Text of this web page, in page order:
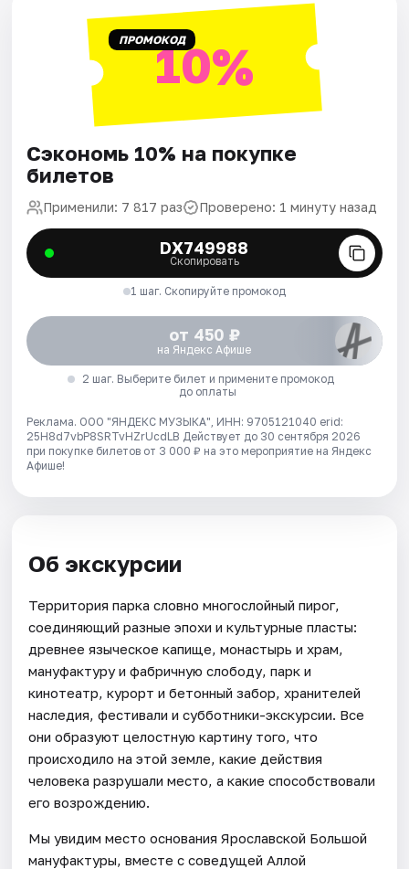
ПРОМОКОД10%
Сэкономь 10% на покупке
билетов
Применили: 7 817 раз Проверено: 1 минуту назад
DX749988
Скопировать
1 шаг. Скопируйте промокод
от 450 ₽
на Яндекс Афише
2 шаг. Выберите билет и примените промокод
до оплаты
Реклама. ООО "ЯНДЕКС МУЗЫКА", ИНН: 9705121040 erid:
25H8d7vbP8SRTvHZrUcdLB Действует до 30 сентября 2026
при покупке билетов от 3 000 ₽ на это мероприятие на Яндекс
Афише!
Об экскурсии
Территория парка словно многослойный пирог,
соединяющий разные эпохи и культурные пласты:
древнее языческое капище, монастырь и храм,
мануфактуру и фабричную слободу, парк и
кинотеатр, курорт и бетонный забор, хранителей
наследия, фестивали и субботники-экскурсии. Все
они образуют целостную картину того, что
происходило на этой земле, какие действия
человека разрушали место, а какие способствовали
его возрождению.
Мы увидим место основания Ярославской Большой
мануфактуры, вместе с соведущей Аллой